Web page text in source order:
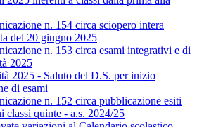
n. 154 circa sciopero intera
del 20 giugno 2025
n. 153 circa esami integrativi e di
2025
2025 - Saluto del D.S. per inizio
di esami
n. 152 circa pubblicazione esiti
classi quinte - a.s. 2024/25